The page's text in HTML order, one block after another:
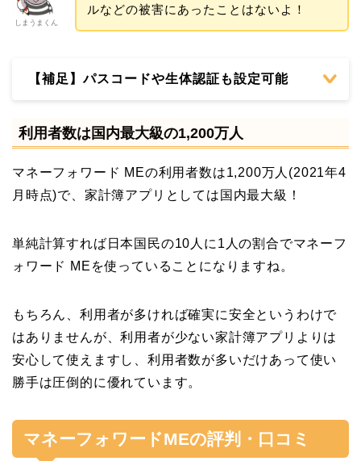
しまうまくん
ルなどの被害にあったことはないよ！
【補足】パスコードや生体認証も設定可能
利用者数は国内最大級の1,200万人
マネーフォワード MEの利用者数は1,200万人(2021年4
月時点)で、家計簿アプリとしては国内最大級！
単純計算すれば日本国民の10人に1人の割合でマネーフ
ォワード MEを使っていることになりますね。
もちろん、利用者が多ければ確実に安全というわけで
はありませんが、利用者が少ない家計簿アプリよりは
安心して使えますし、利用者数が多いだけあって使い
勝手は圧倒的に優れています。
マネーフォワードMEの評判・口コミ